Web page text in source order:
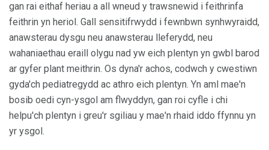
gan rai eithaf heriau a all wneud y trawsnewid i feithrinfa
feithrin yn heriol. Gall sensitifrwydd i fewnbwn synhwyraidd,
anawsterau dysgu neu anawsterau lleferydd, neu
wahaniaethau eraill olygu nad yw eich plentyn yn gwbl barod
ar gyfer plant meithrin. Os dyna'r achos, codwch y cwestiwn
gyda'ch pediatregydd ac athro eich plentyn. Yn aml mae'n
bosib oedi cyn-ysgol am flwyddyn, gan roi cyfle i chi
helpu'ch plentyn i greu'r sgiliau y mae'n rhaid iddo ffynnu yn
yr ysgol.